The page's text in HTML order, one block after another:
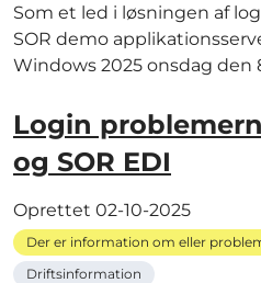
Som et led i løsningen af
SOR demo
Windows 2025 onsdag den
Login
og SOR EDI
Oprettet 02-10-2025
Der er information om eller
Driftsinformation